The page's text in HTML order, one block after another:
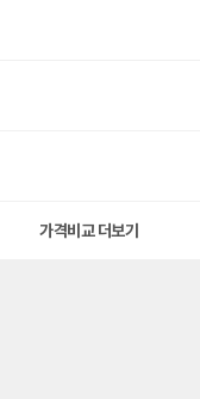
가격비교 더보기